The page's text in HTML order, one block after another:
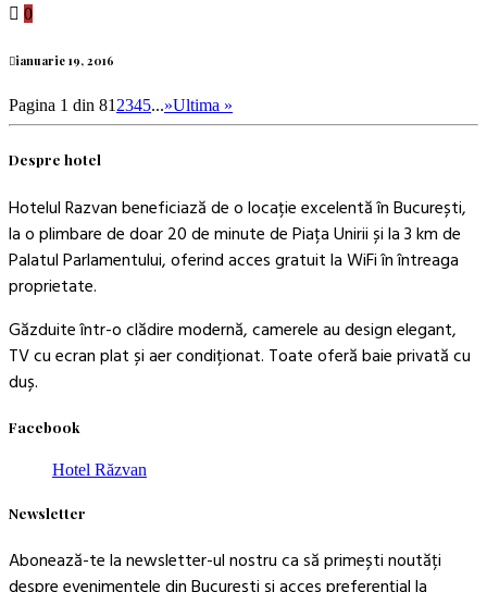
0
ianuarie 19, 2016
Pagina 1 din 81 2345...»Ultima »
Despre hotel
Hotelul Razvan beneficiază de o locație excelentă în București,
la o plimbare de doar 20 de minute de Piața Unirii și la 3 km de
Palatul Parlamentului, oferind acces gratuit la WiFi în întreaga
proprietate.
Găzduite într-o clădire modernă, camerele au design elegant,
TV cu ecran plat și aer condiționat. Toate oferă baie privată cu
duș.
Facebook
Hotel Răzvan
Newsletter
Abonează-te la newsletter-ul nostru ca să primești noutăți
despre evenimentele din București și acces preferențial la